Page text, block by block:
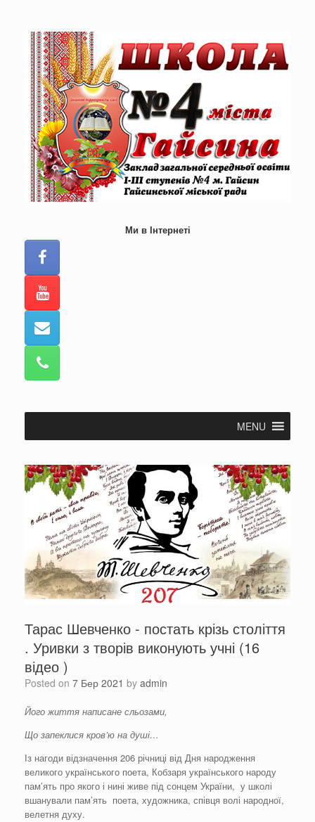
Ми в Інтернеті
MENU
Тарас Шевченко - постать крізь століття
. Уривки з творів виконують учні (16
відео )
Posted on 7 Бер 2021 by admin
Його життя написане сльозами,
Що запеклися кров’ю на душі…
Із нагоди відзначення 206 річниці від Дня народження
великого українського поета, Кобзаря українського народу
пам’ять про якого і нині живе під сонцем України, у школі
вшанували пам’ять поета, художника, співця волі народної,
велетня духу.